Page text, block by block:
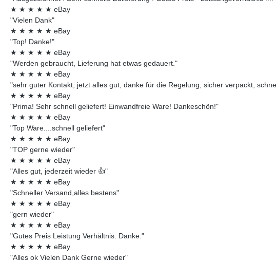
★ ★ ★ ★ ★ eBay
"Vielen Dank"
★ ★ ★ ★ ★ eBay
"Top! Danke!"
★ ★ ★ ★ ★ eBay
"Werden gebraucht, Lieferung hat etwas gedauert."
★ ★ ★ ★ ★ eBay
"sehr guter Kontakt, jetzt alles gut, danke für die Regelung, sicher verpackt,
★ ★ ★ ★ ★ eBay
"Prima! Sehr schnell geliefert! Einwandfreie Ware! Dankeschön!"
★ ★ ★ ★ ★ eBay
"Top Ware....schnell geliefert"
★ ★ ★ ★ ★ eBay
"TOP gerne wieder"
★ ★ ★ ★ ★ eBay
"Alles gut, jederzeit wieder 👍"
★ ★ ★ ★ ★ eBay
"Schneller Versand,alles bestens"
★ ★ ★ ★ ★ eBay
"gern wieder"
★ ★ ★ ★ ★ eBay
"Gutes Preis Leistung Verhältnis. Danke."
★ ★ ★ ★ ★ eBay
"Alles ok Vielen Dank Gerne wieder"